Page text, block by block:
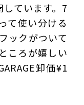
ています。7
て使い分ける
ックがついて
ころが嬉しい
卸価¥1